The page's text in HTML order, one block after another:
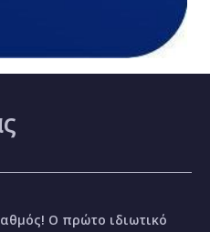
Ο πρώτο ιδιωτικό